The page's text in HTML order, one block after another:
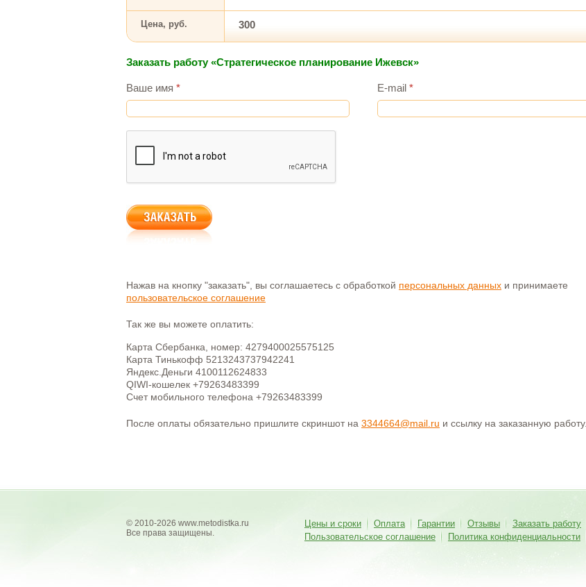
Цена, руб. 300
Заказать работу «Стратегическое планирование Ижевск»
Ваше имя * E-mail *
Нажав на кнопку "заказать", вы соглашаетесь с обработкой персональных данных и принимаете
пользовательское соглашение
Так же вы можете оплатить:
Карта Сбербанка, номер: 4279400025575125
Карта Тинькофф 5213243737942241
Яндекс.Деньги 4100112624833
QIWI-кошелек +79263483399
Счет мобильного телефона +79263483399
После оплаты обязательно пришлите скриншот на 3344664@mail.ru и ссылку на заказанную работу.
© 2010-2026 www.metodistka.ru
Все права защищены.
Цены и сроки Оплата Гарантии Отзывы Заказать работу
Пользовательское соглашение
Политика конфиденциальности